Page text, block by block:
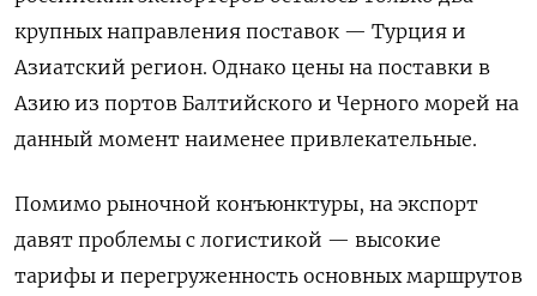
крупных направления поставок — Турция и
Азиатский регион. Однако цены на поставки в
Азию из портов Балтийского и Черного морей на
данный момент наименее привлекательные.
Помимо рыночной конъюнктуры, на экспорт
давят проблемы с логистикой — высокие
тарифы и перегруженность основных маршрутов